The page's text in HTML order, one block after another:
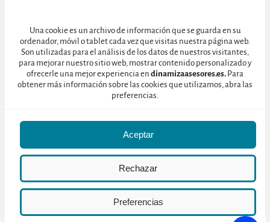
Una cookie es un archivo de información que se guarda en su
ordenador, móvil o tablet cada vez que visitas nuestra página web.
Son utilizadas para el análisis de los datos de nuestros visitantes,
para mejorar nuestro sitio web, mostrar contenido personalizado y
ofrecerle una mejor experiencia en dinamizaasesores.es. Para
obtener más información sobre las cookies que utilizamos, abra las
preferencias.
Aceptar
Rechazar
Preferencias
privilegiada en la mente de los viajeros en
comparación con otros destinos enoturísticos
nacionales e internacionales.
La Ruta del Vino como impulsora clave del
enoturismo. La labor de la Ruta del Vino y el
del 90% de los encuestados afirma conocerla, y
muchos siguen sus actividades a través de su web
y redes sociales.
Las catedrales del vino: un atractivo
imprescindible. Las bodegas, conocidas como
catedrales del vino, son el principal reclamo
turístico. Con un promedio de 2,8 bodegas